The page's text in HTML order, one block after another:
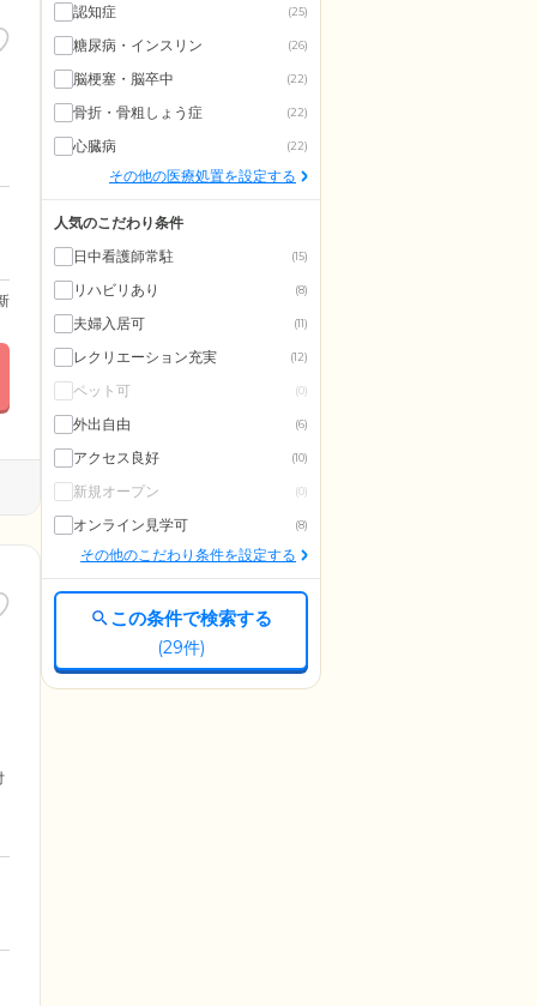
認知症
(25)
糖尿病・インスリン (26)
脳梗塞・脳卒中 (22)
骨折・骨粗しょう症 (22)
心臓病 (22)
その他の医療処置を設定する
人気のこだわり条件
日中看護師常駐
(15)
リハビリあり (8)
夫婦入居可 (11)
レクリエーション充実 (12)
ペット可 (0)
外出自由 (6)
アクセス良好 (10)
新規オープン (0)
オンライン見学可 (8)
その他のこだわり条件を設定する
この条件で検索する
(29件)